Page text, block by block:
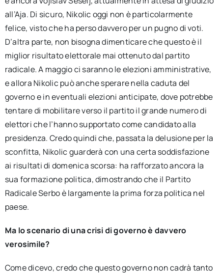
all’Aja. Di sicuro, Nikolic oggi non è particolarmente
felice, visto che ha perso davvero per un pugno di voti.
D’altra parte, non bisogna dimenticare che questo è il
miglior risultato elettorale mai ottenuto dal partito
radicale. A maggio ci saranno le elezioni amministrative,
e allora Nikolic può anche sperare nella caduta del
governo e in eventuali elezioni anticipate, dove potrebbe
tentare di mobilitare verso il partito il grande numero di
elettori che l’hanno supportato come candidato alla
presidenza. Credo quindi che, passata la delusione per la
sconfitta, Nikolic guarderà con una certa soddisfazione
ai risultati di domenica scorsa: ha rafforzato ancora la
sua formazione politica, dimostrando che il Partito
Radicale Serbo è largamente la prima forza politica nel
paese.
Ma lo scenario di una crisi di governo è davvero
verosimile?
Come dicevo, credo che questo governo non cadrà tanto